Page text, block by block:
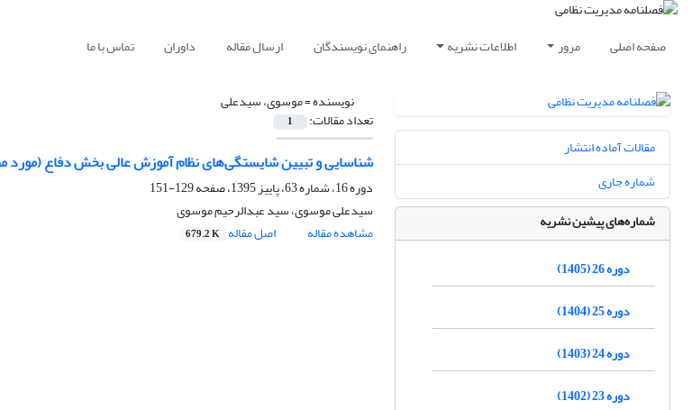
صفحه اصلی مرور اطلاعات نشریه راهنمای نویسندگان ارسال مقاله داوران تماس با ما
نویسنده =موسوی، سیدعلی
تعداد مقالات: 1
شناسایی و تبیین شایستگی‌های نظام آموزش عالی بخش دفاع (مورد
دوره 16، شماره 63، پاییز 1395، صفحه
129-151
سیدعلی موسوی، سید عبدالرحیم موسوی
مشاهده مقاله
اصل مقاله 679.2 K
مقالات آماده انتشار
شماره جاری
شماره‌های پیشین نشریه
دوره 26 (1405)
دوره 25 (1404)
دوره 24 (1403)
دوره 23 (1402)